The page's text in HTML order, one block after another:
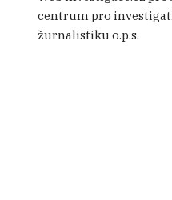
centrum pro
žurnalistiku o.p.s.